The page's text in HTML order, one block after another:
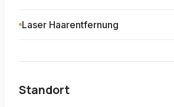
Laser Haarentfernung
Standort